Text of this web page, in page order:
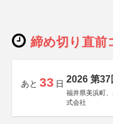
締め切り直前
あと 33 日 2026 第37
福井県美浜町
式会社